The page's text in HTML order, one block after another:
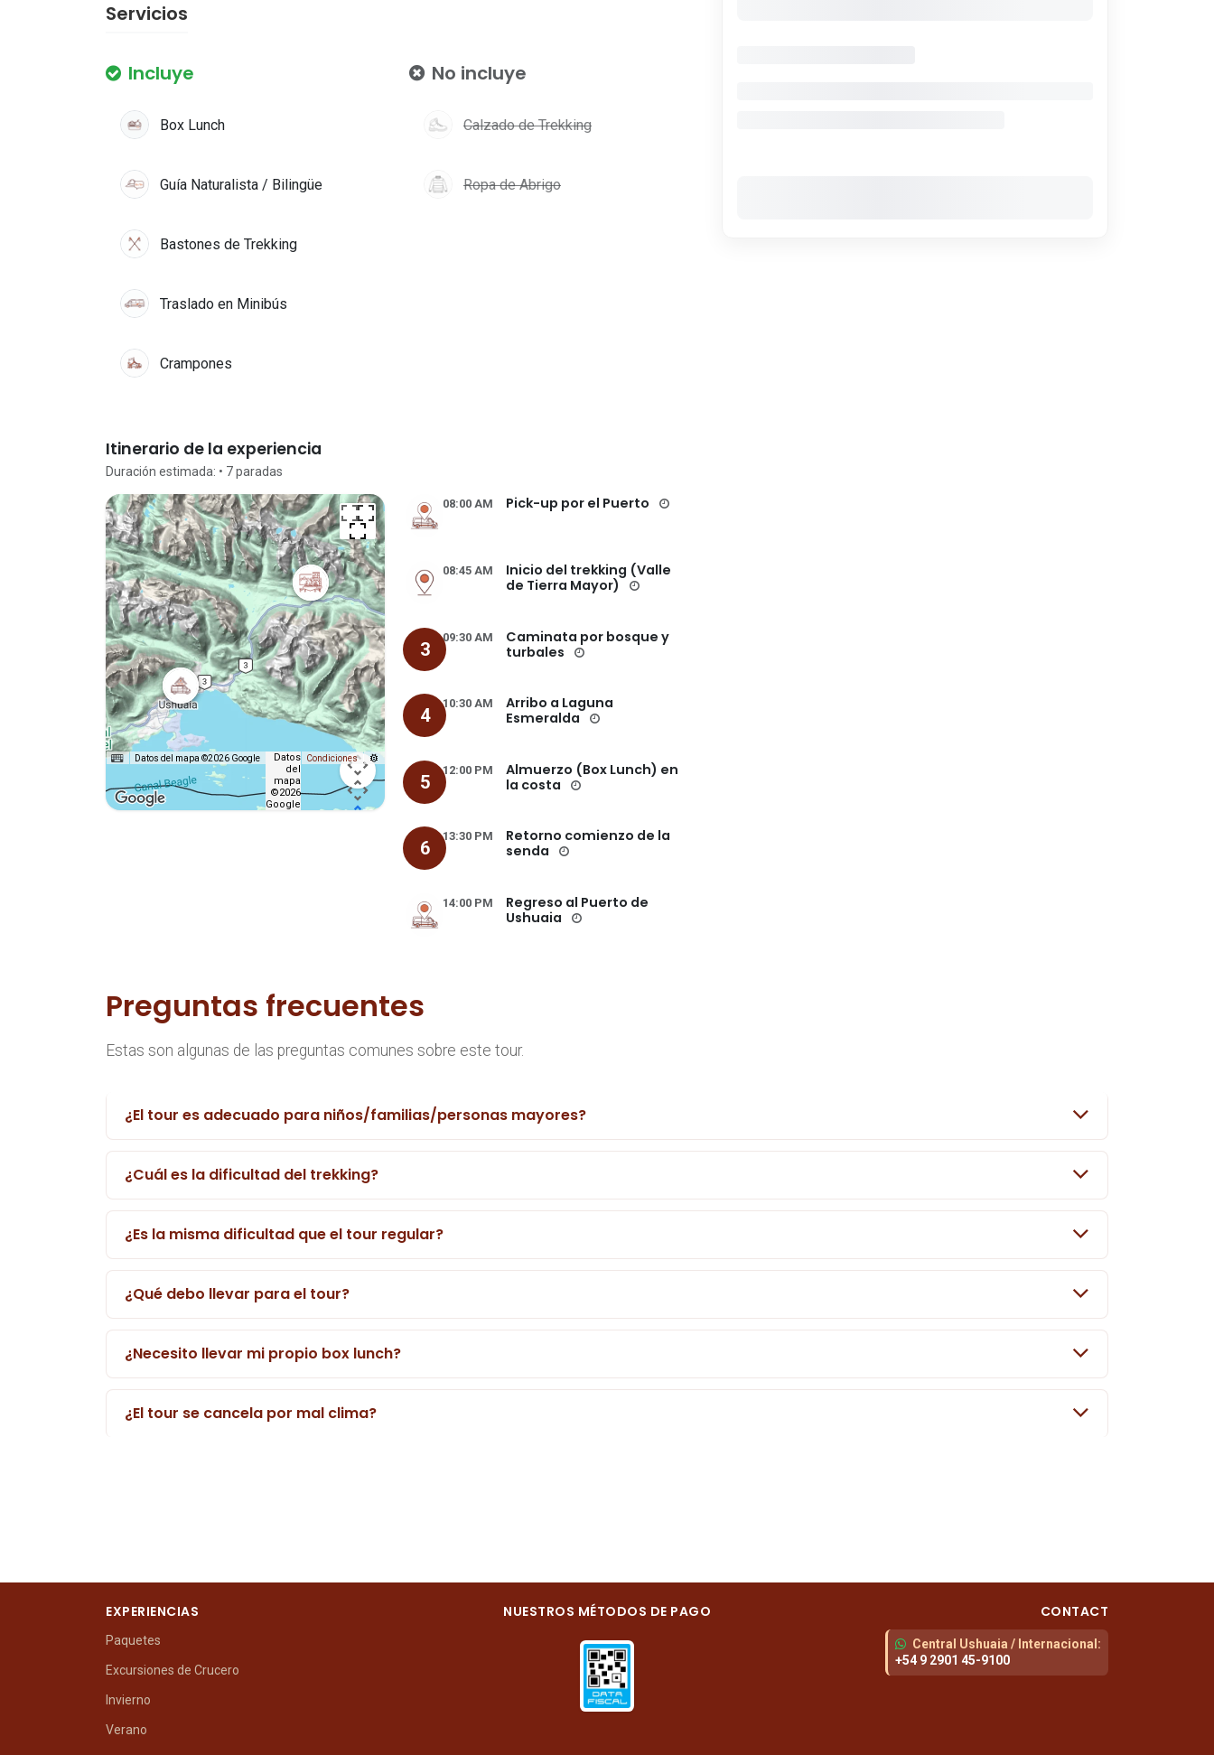
Servicios
Incluye
Box Lunch
Guía Naturalista / Bilingüe
Bastones de Trekking
Traslado en Minibús
Crampones
No incluye
Calzado de Trekking
Ropa de Abrigo
Itinerario de la experiencia
Duración estimada: • 7paradas
Datos del mapa ©2026 Google
Datos
del
mapa
©2026
Google
Condiciones
08:00 AM Pick-up por el Puerto
08:45 AM
Inicio del trekking (Valle
de Tierra Mayor)
3
09:30 AM
Caminata por bosque y
turbales
4
10:30 AM
Arribo a Laguna
Esmeralda
5
12:00 PM
Almuerzo (Box Lunch) en
la costa
6
13:30 PM
Retorno comienzo de la
senda
14:00 PM
Regreso al Puerto de
Ushuaia
Preguntas frecuentes
Estas son algunas de las preguntas comunes sobre este tour.
¿El tour es adecuado para niños/familias/personas mayores?
¿Cuál es la dificultad del trekking?
¿Es la misma dificultad que el tour regular?
¿Qué debo llevar para el tour?
¿Necesito llevar mi propio box lunch?
¿El tour se cancela por mal clima?
EXPERIENCIAS
Paquetes
Excursiones de Crucero
Invierno
Verano
NUESTROS MÉTODOS DE PAGO CONTACT
Central Ushuaia / Internacional :
+54 9 2901 45-9100